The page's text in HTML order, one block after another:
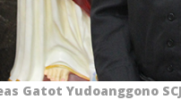
Gatot Yudoanggono